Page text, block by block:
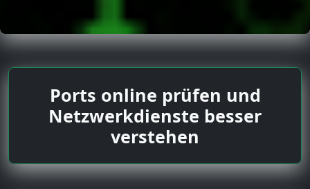
Ports online prüfen und
Netzwerkdienste besser
verstehen